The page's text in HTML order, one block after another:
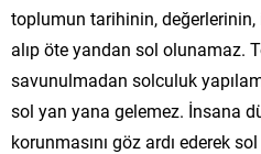
toplumun tarihinin, değerlerinin,
alıp öte yandan sol olunamaz.
savunulmadan solculuk
sol yan yana gelemez. İnsana
korunmasını göz ardı ederek